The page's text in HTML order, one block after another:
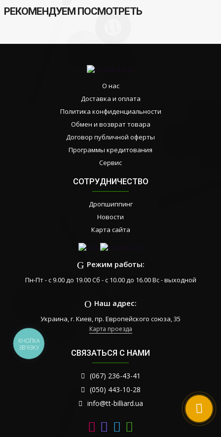
РЕКОМЕНДУЕМ ПОСМОТРЕТЬ
О нас
Доставка и оплата
Политика конфиденциальности
Обмен и возврат товара
Договор публичной оферты
Программы кредитования
Сервис
СОТРУДНИЧЕСТВО
Дропшиппинг
Новости
Карта сайта
Режим работы:
Пн-Пт - с 9.00 до 19.00 Сб - с 10.00 до 16.00 Вс - выходной
Наш адрес:
Украина, г. Киев, пр. Европейского союза, 35
Карта проезда
СВЯЗАТЬСЯ С НАМИ
(067) 236-43-41
(050) 443-10-28
info@tt-billiard.ua
КНОПКА
ЗВ'ЯЗКУ